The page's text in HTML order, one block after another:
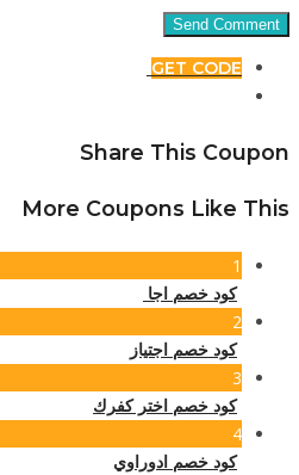
GET CODE
Share This Coupon
More Coupons Like This
1
كود خصم اجا
2
كود خصم اجتياز
3
كود خصم اختر كفرك
4
كود خصم ادوراوي